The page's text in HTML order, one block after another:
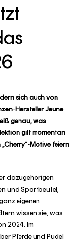
sich auch von
Hersteller Jeune
genau, was
gilt momentan
Motive feiern
dazugehörigen
und Sportbeutel,
eigenen
wissen sie, was
2024. Im
Pferde und Pudel